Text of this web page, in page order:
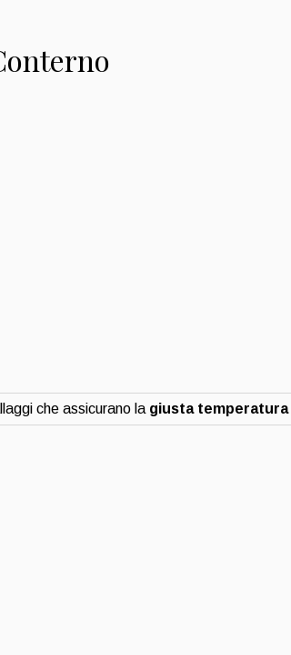
che assicurano la giusta temperatura